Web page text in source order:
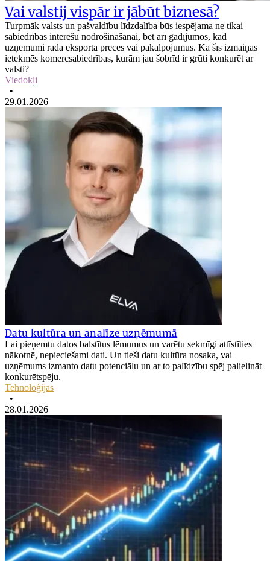
Vai valstij vispār ir jābūt biznesā?
Turpmāk valsts un pašvaldību līdzdalība būs iespējama ne tikai
sabiedrības interešu nodrošināšanai, bet arī gadījumos, kad
uzņēmumi rada eksporta preces vai pakalpojumus. Kā šīs izmaiņas
ietekmēs komercsabiedrības, kurām jau šobrīd ir grūti konkurēt ar
valsti?
Viedokļi
•
29.01.2026
Datu kultūra un analīze uzņēmumā
Lai pieņemtu datos balstītus lēmumus un varētu sekmīgi attīstīties
nākotnē, nepieciešami dati. Un tieši datu kultūra nosaka, vai
uzņēmums izmanto datu potenciālu un ar to palīdzību spēj palielināt
konkurētspēju.
Tehnoloģijas
•
28.01.2026